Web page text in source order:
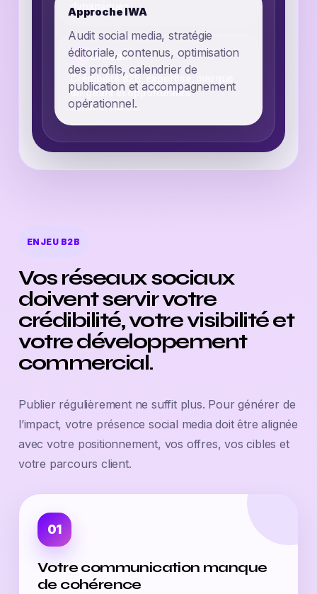
dynamiques.
L LinkedIn
Crédibilité B2B, expertise, marque
dirigeant et opportunités
commerciales.
Approche IWA
Audit social media, stratégie
éditoriale, contenus, optimisation
des profils, calendrier de
publication et accompagnement
opérationnel.
ENJEU B2B
Vos réseaux sociaux
doivent servir votre
crédibilité, votre visibilité et
votre développement
commercial.
Publier régulièrement ne suffit plus. Pour générer de
l’impact, votre présence social media doit être alignée
avec votre positionnement, vos offres, vos cibles et
votre parcours client.
01
Votre communication manque
de cohérence